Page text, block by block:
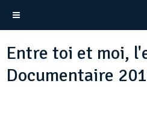
Entre toi et moi,
Documentaire